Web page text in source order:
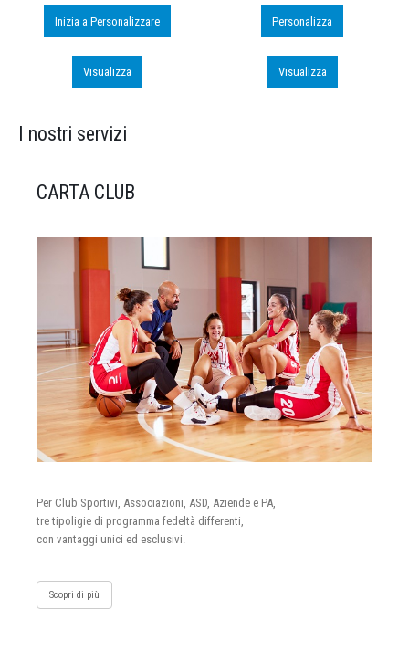
Inizia a Personalizzare
Visualizza
Personalizza
Visualizza
I nostri servizi
CARTA CLUB
Per Club Sportivi, Associazioni, ASD, Aziende e PA,
tre tipoligie di programma fedeltà differenti,
con vantaggi unici ed esclusivi.
Scopri di più